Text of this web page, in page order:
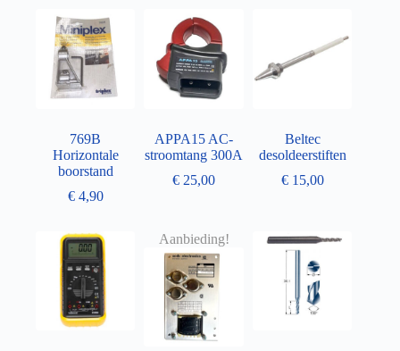
769B
Horizontale
boorstand
€4,90
APPA15 AC-
stroomtang 300A
€ 25,00
Beltec
desoldeerstiften
€15,00
Aanbieding!